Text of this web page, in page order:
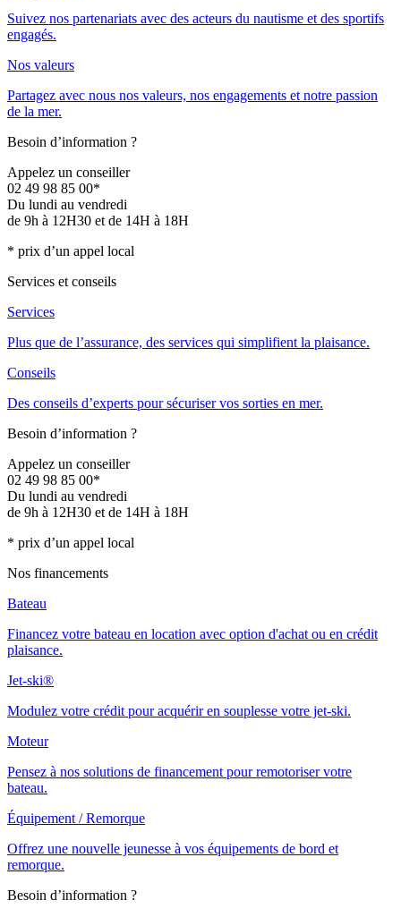
Suivez nos partenariats avec des acteurs du nautisme et des sportifs
engagés.
Nos valeurs
Partagez avec nous nos valeurs, nos engagements et notre passion
de la mer.
Besoin d’information ?
Appelez un conseiller
02 49 98 85 00*
Du lundi au vendredi
de 9h à 12H30 et de 14H à 18H
* prix d’un appel local
Services et conseils
Services
Plus que de l’assurance, des services qui simplifient la plaisance.
Conseils
Des conseils d’experts pour sécuriser vos sorties en mer.
Besoin d’information ?
Appelez un conseiller
02 49 98 85 00*
Du lundi au vendredi
de 9h à 12H30 et de 14H à 18H
* prix d’un appel local
Nos financements
Bateau
Financez votre bateau en location avec option d'achat ou en crédit
plaisance.
Jet-ski®
Modulez votre crédit pour acquérir en souplesse votre jet-ski.
Moteur
Pensez à nos solutions de financement pour remotoriser votre
bateau.
Équipement / Remorque
Offrez une nouvelle jeunesse à vos équipements de bord et
remorque.
Besoin d’information ?